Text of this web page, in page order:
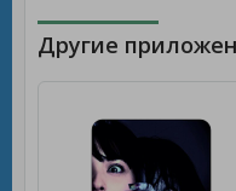
Другие